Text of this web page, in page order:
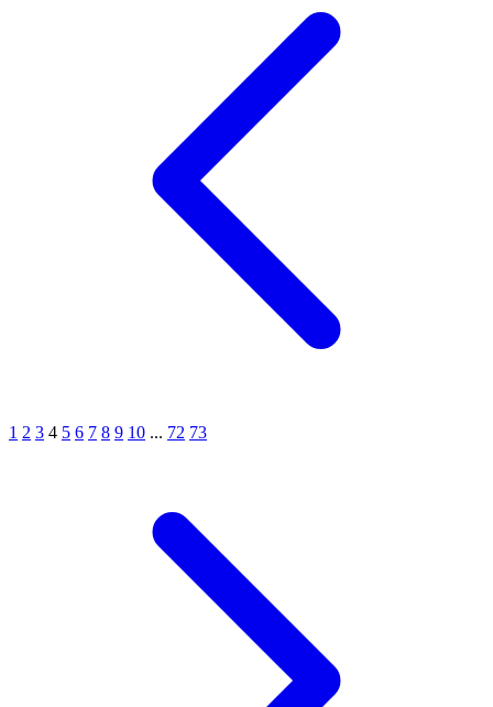
1 2 3 4 5 6 7 8 9 10 ... 72 73